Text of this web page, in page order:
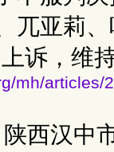
兀亚莉
诉，维
mh/articles/
陕西汉中